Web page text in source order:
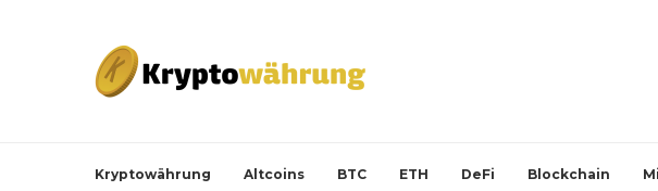
Kryptowährung Altcoins BTC ETH DeFi Blockchain